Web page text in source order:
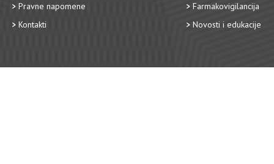
Pravne napomene
Kontakti
Farmakovigilancija
Novosti i edukacije